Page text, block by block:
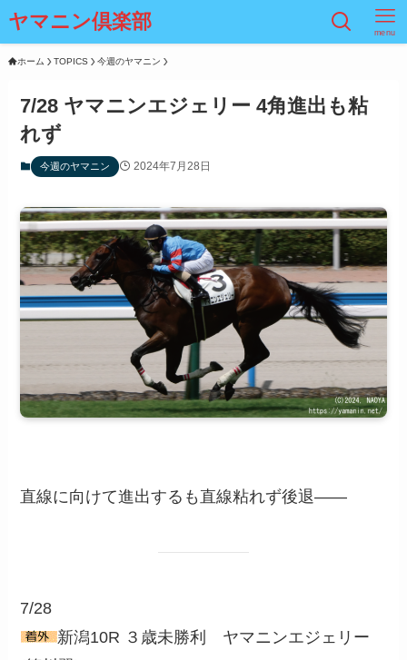
ヤマニン倶楽部 menu
ホーム TOPICS 今週のヤマニン
7/28 ヤマニンエジェリー 4角進出も粘
れず
今週のヤマニン 2024年7月28日
直線に向けて進出するも直線粘れず後退――
7/28
新潟10R ３歳未勝利 ヤマニンエジェリー